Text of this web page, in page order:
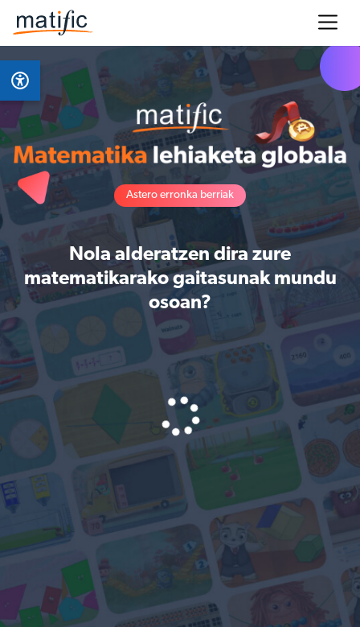
Astero erronka berriak
Nola alderatzen dira zure
matematikarako gaitasunak mundu
osoan?